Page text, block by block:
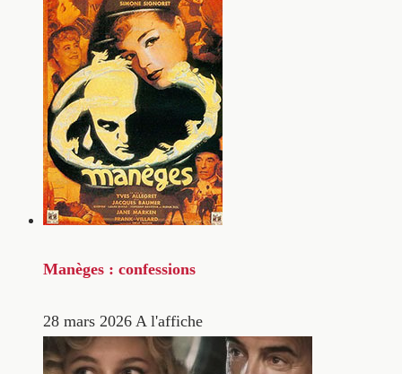
Manèges : confessions
28 mars 2026 A l'affiche